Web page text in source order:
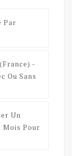
Par
-
Ou Sans
Un
Mois Pour